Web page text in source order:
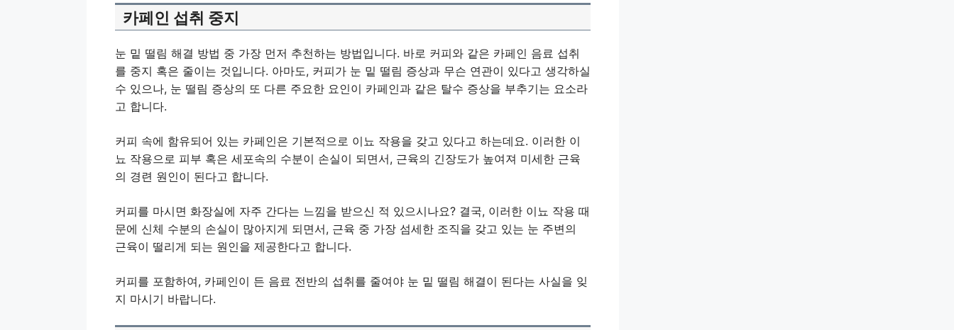
카페인 섭취 중지
눈 밑 떨림 해결 방법 중 가장 먼저 추천하는 방법입니다. 바로 커피와 같은 카페인 음료 섭취
를 중지 혹은 줄이는 것입니다. 아마도, 커피가 눈 밑 떨림 증상과 무슨 연관이 있다고 생각하실
수 있으나, 눈 떨림 증상의 또 다른 주요한 요인이 카페인과 같은 탈수 증상을 부추기는 요소라
고 합니다.
커피 속에 함유되어 있는 카페인은 기본적으로 이뇨 작용을 갖고 있다고 하는데요. 이러한 이
뇨 작용으로 피부 혹은 세포속의 수분이 손실이 되면서, 근육의 긴장도가 높여져 미세한 근육
의 경련 원인이 된다고 합니다.
커피를 마시면 화장실에 자주 간다는 느낌을 받으신 적 있으시나요? 결국, 이러한 이뇨 작용 때
문에 신체 수분의 손실이 많아지게 되면서, 근육 중 가장 섬세한 조직을 갖고 있는 눈 주변의
근육이 떨리게 되는 원인을 제공한다고 합니다.
커피를 포함하여, 카페인이 든 음료 전반의 섭취를 줄여야 눈 밑 떨림 해결이 된다는 사실을 잊
지 마시기 바랍니다.